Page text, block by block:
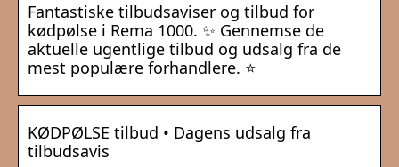
Fantastiske tilbudsaviser og tilbud for
kødpølse i Rema 1000. ✨ Gennemse de
aktuelle ugentlige tilbud og udsalg fra de
mest populære forhandlere. ⭐
KØDPØLSE tilbud • Dagens udsalg fra
tilbudsavis